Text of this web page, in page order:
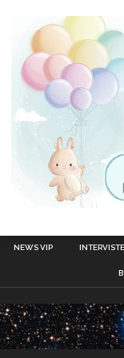
NEWS VIP